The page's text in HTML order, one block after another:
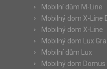
Mobilní dům M-Line
Mobilný dom X-Line
Mobilný dom X-Line
Mobilný dom Lux
Mobilní dům Lux
Mobilný dom Domus